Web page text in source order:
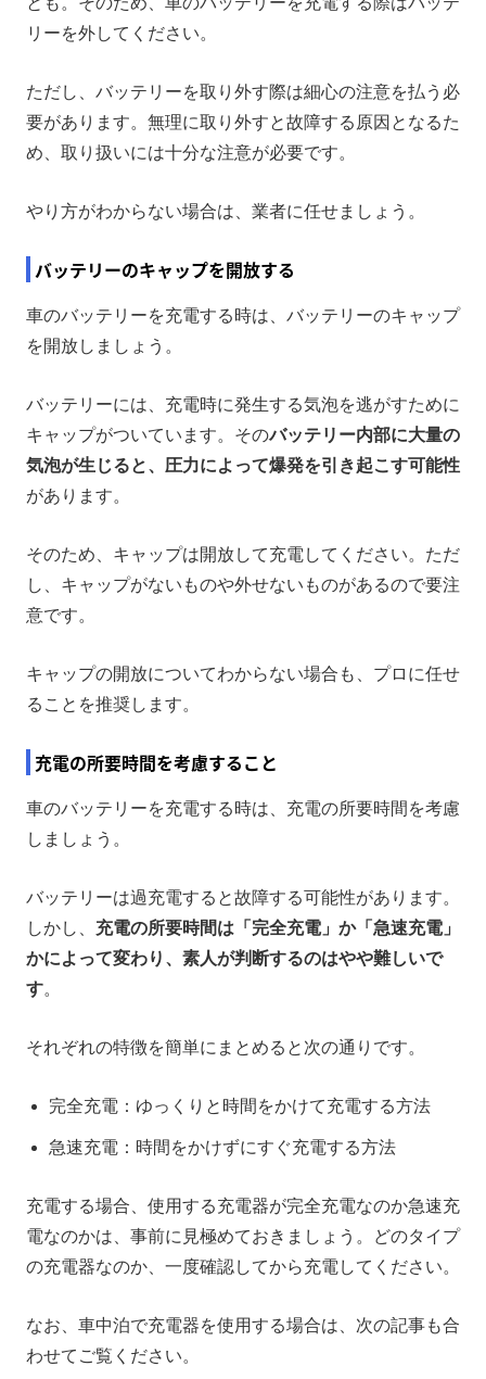
リーを外してください。
ただし、バッテリーを取り外す際は細心の注意を払う必
要があります。無理に取り外すと故障する原因となるた
め、取り扱いには十分な注意が必要です。
やり方がわからない場合は、業者に任せましょう。
バッテリーのキャップを開放する
車のバッテリーを充電する時は、バッテリーのキャップ
を開放しましょう。
バッテリーには、充電時に発生する気泡を逃がすために
キャップがついています。そのバッテリー内部に大量の
気泡が生じると、圧力によって爆発を引き起こす可能性
があります。
そのため、キャップは開放して充電してください。ただ
し、キャップがないものや外せないものがあるので要注
意です。
キャップの開放についてわからない場合も、プロに任せ
ることを推奨します。
充電の所要時間を考慮すること
車のバッテリーを充電する時は、充電の所要時間を考慮
しましょう。
バッテリーは過充電すると故障する可能性があります。
しかし、 充電の所要時間は「完全充電」か「急速充電」
かによって変わり、素人が判断するのはやや難しいで
す。
それぞれの特徴を簡単にまとめると次の通りです。
完全充電：ゆっくりと時間をかけて充電する方法
急速充電：時間をかけずにすぐ充電する方法
充電する場合、使用する充電器が完全充電なのか急速充
電なのかは、事前に見極めておきましょう。どのタイプ
の充電器なのか、一度確認してから充電してください。
なお、車中泊で充電器を使用する場合は、次の記事も合
わせてご覧ください。